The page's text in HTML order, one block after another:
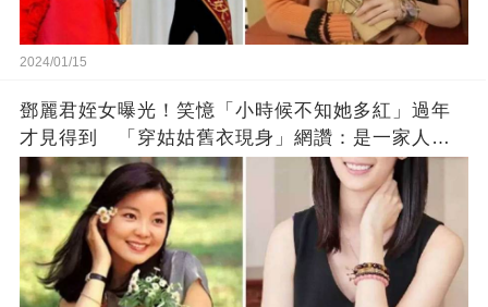
2024/01/15
鄧麗君姪女曝光！笑憶「小時候不知她多紅」過年
才見得到 「穿姑姑舊衣現身」網讚：是一家人沒
錯!